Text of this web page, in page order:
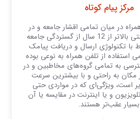
مرکز پیام کوتاه
در میان تمامی اقشار جامعه و در
تمامی گرو‌های سنتی بالاتر از 12 سال از گستردگی جامعه
با تکنولوژی ارسال و دریافت پیامک
استفاده از تلفن همراه به نوعی بوده
به تمامی گرو‌ه‌های مخاطبین و در
مکان به راحتی و با بیشترین سرعت
است، ویژگی‌ای که در مواردی حتی
و یا اینترنت در مقایسه یا آن
بسیار عقب‌تر هستند.